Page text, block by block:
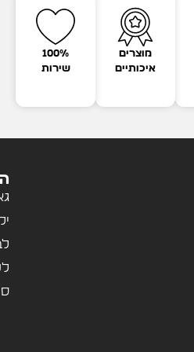
מוצרים
איכותיים
100%
שירות